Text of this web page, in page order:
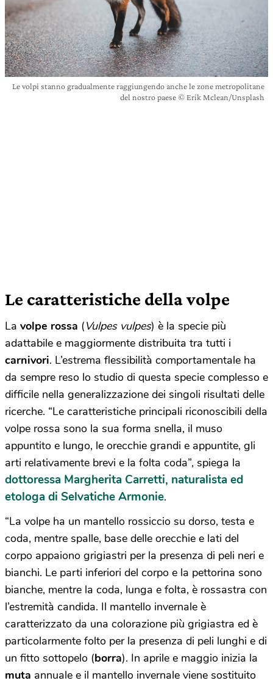
Le volpi stanno gradualmente raggiungendo anche le zone metropolitane
del nostro paese © Erik Mclean/Unsplash
Le caratteristiche della volpe
La volpe rossa (Vulpes vulpes) è la specie più
adattabile e maggiormente distribuita tra tutti i
carnivori. L’estrema flessibilità comportamentale ha
da sempre reso lo studio di questa specie complesso e
difficile nella generalizzazione dei singoli risultati delle
ricerche. “Le caratteristiche principali riconoscibili della
volpe rossa sono la sua forma snella, il muso
appuntito e lungo, le orecchie grandi e appuntite, gli
arti relativamente brevi e la folta coda”, spiega la
dottoressa Margherita Carretti, naturalista ed
etologa di Selvatiche Armonie.
“La volpe ha un mantello rossiccio su dorso, testa e
coda, mentre spalle, base delle orecchie e lati del
corpo appaiono grigiastri per la presenza di peli neri e
bianchi. Le parti inferiori del corpo e la pettorina sono
bianche, mentre la coda, lunga e folta, è rossastra con
l’estremità candida. Il mantello invernale è
caratterizzato da una colorazione più grigiastra ed è
particolarmente folto per la presenza di peli lunghi e di
un fitto sottopelo (borra). In aprile e maggio inizia la
muta annuale e il mantello invernale viene sostituito